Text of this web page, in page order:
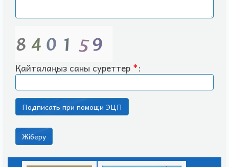
Қайталаңыз саны суреттер *: